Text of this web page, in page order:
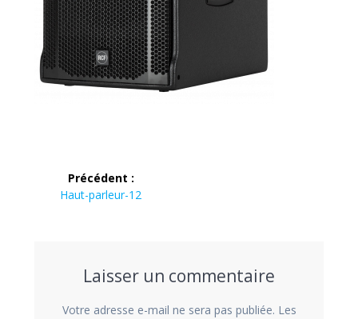
Navigation
Précédent :
Article
Haut-parleur-12
Laisser un commentaire
Votre adresse e-mail ne sera pas publiée. Les